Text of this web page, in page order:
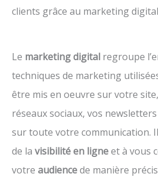
clients grâce au marketing
Le marketing digital regroupe
techniques de marketing
être mis en oeuvre sur votre
réseaux sociaux, vos
sur toute votre communication.
de la visibilité en ligneet à vous
votre audiencede manière